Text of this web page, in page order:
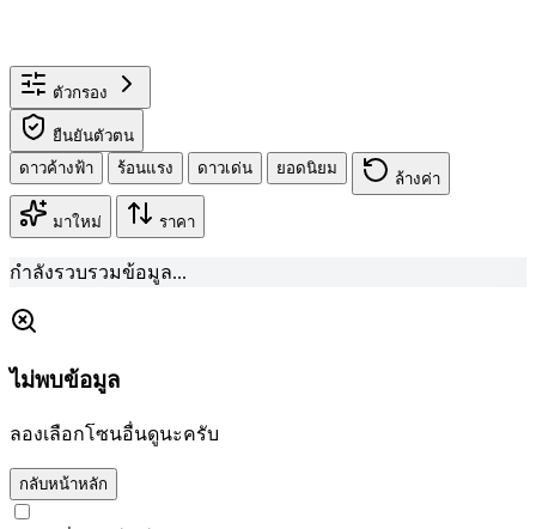
ตัวกรอง
ยืนยันตัวตน
ดาวค้างฟ้า
ร้อนแรง ดาวเด่น ยอดนิยม
ล้างค่า
มาใหม่ ราคา
กำลังรวบรวมข้อมูล...
ไม่พบข้อมูล
ลองเลือกโซนอื่นดูนะครับ
กลับหน้าหลัก